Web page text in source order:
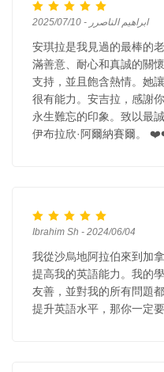
ابراهيم الناصرر - 2025/07/10
安琪拉是我見過的最棒的
滿善意、耐心和真誠的關
支持，並且飽含熱情。她
很有能力。安吉拉，感謝
永生難忘的印象。致以最
伊布拉欣·阿爾納賽爾。
Ibrahim Sh - 2024/06/04
我從沙烏地阿拉伯來到加
提高我的英語能力。我的
友善，並對我的所有問題
提升英語水平，那你一定要